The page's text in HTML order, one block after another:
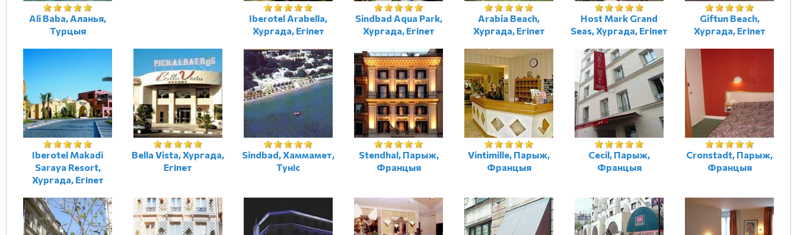
Ali Baba, Аланья,
Турцыя
Iberotel Arabella,
Хургада, Егіпет
Sindbad Aqua Park,
Хургада, Егіпет
Arabia Beach,
Хургада, Егіпет
Host Mark Grand
Seas, Хургада, Егіпет
Giftun Beach,
Хургада, Егіпет
Iberotel Makadi
Saraya Resort,
Хургада, Егіпет
Bella Vista, Хургада,
Егіпет
Sindbad, Хаммамет,
Туніс
Stendhal, Парыж,
Францыя
Vintimille, Парыж,
Францыя
Cecil, Парыж,
Францыя
Cronstadt, Парыж,
Францыя